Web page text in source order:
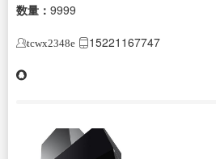
数量： 9999
tcwx2348e 15221167747